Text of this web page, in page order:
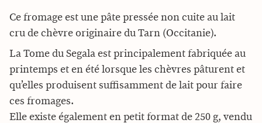
Ce fromage est une pâte pressée non cuite au lait
cru de chèvre originaire du Tarn (Occitanie).
La Tome du Segala est principalement fabriquée au
printemps et en été lorsque les chèvres pâturent et
qu’elles produisent suffisamment de lait pour faire
ces fromages.
Elle existe également en petit format de 250 g, vendu